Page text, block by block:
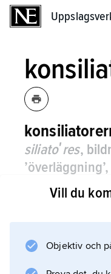
si­lia­toʹres,
romerska
De verkade i
Vill du
Objektiv och